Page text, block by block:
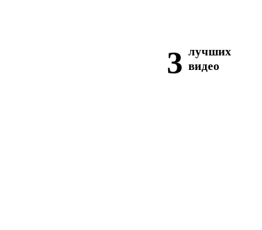
3 лучших
видео